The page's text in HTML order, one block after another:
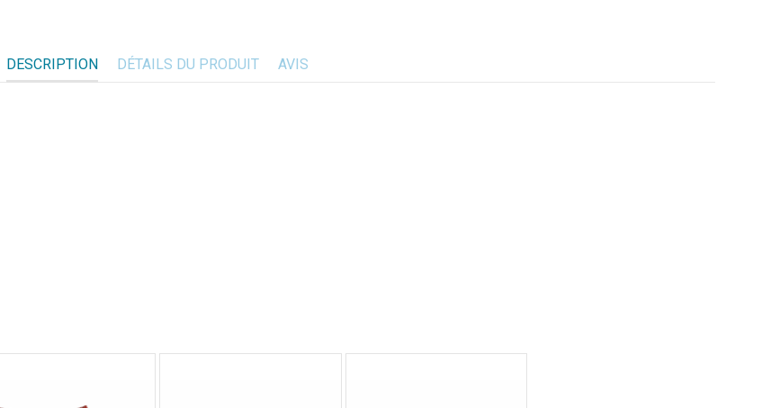
DESCRIPTION DÉTAILS DU PRODUIT AVIS
Avis du09/04/2025 , suite à une expérience du18/03/2025 parM.B.